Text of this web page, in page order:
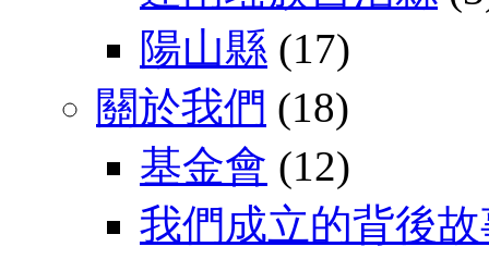
陽山縣 (17)
關於我們 (18)
基金會 (12)
我們成立的背後